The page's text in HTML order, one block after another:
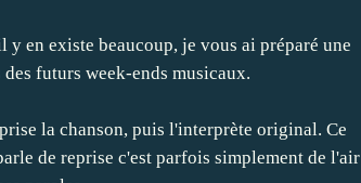
y en existe beaucoup, je vous ai préparé une
futurs week-ends musicaux.
la chanson, puis l'interprète original. Ce
de reprise c'est parfois simplement de l'air